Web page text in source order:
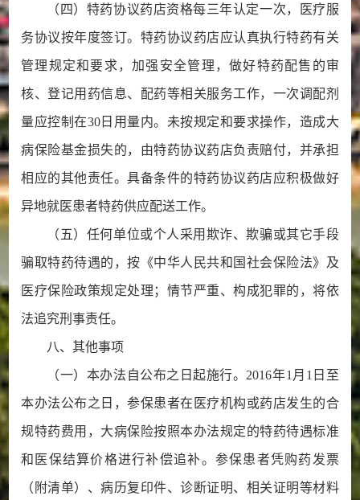
（四）特药协议药店资格每三年认定一次，医疗服
务协议按年度签订。特药协议药店应认真执行特药有关
管理规定和要求，加强安全管理，做好特药配售的审
核、登记用药信息、配药等相关服务工作，一次调配剂
量应控制在30日用量内。未按规定和要求操作，造成大
病保险基金损失的，由特药协议药店负责赔付，并承担
相应的其他责任。具备条件的特药协议药店应积极做好
异地就医患者特药供应配送工作。
（五）任何单位或个人采用欺诈、欺骗或其它手段
骗取特药待遇的，按《中华人民共和国社会保险法》及
医疗保险政策规定处理；情节严重、构成犯罪的，将依
法追究刑事责任。
八、其他事项
（一）本办法自公布之日起施行。2016年1月1日至
本办法公布之日，参保患者在医疗机构或药店发生的合
规特药费用，大病保险按照本办法规定的特药待遇标准
和医保结算价格进行补偿追补。参保患者凭购药发票
（附清单）、病历复印件、诊断证明、相关证明等材料